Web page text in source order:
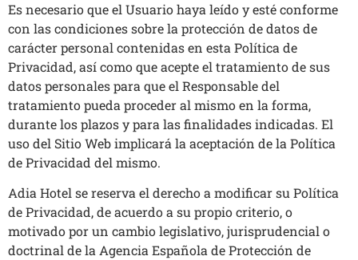
Es necesario que el Usuario haya leído y esté conforme
con las condiciones sobre la protección de datos de
carácter personal contenidas en esta Política de
Privacidad, así como que acepte el tratamiento de sus
datos personales para que el Responsable del
tratamiento pueda proceder al mismo en la forma,
durante los plazos y para las finalidades indicadas. El
uso del Sitio Web implicará la aceptación de la Política
de Privacidad del mismo.
Adia Hotel se reserva el derecho a modificar su Política
de Privacidad, de acuerdo a su propio criterio, o
motivado por un cambio legislativo, jurisprudencial o
doctrinal de la Agencia Española de Protección de